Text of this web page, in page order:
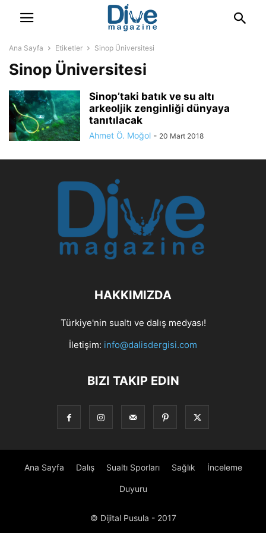
Ana Sayfa Etiketler Sinop Üniversitesi
Sinop Üniversitesi
Sinop’taki batık ve su altı
arkeoljik zenginliği dünyaya
tanıtılacak
Ahmet Ö. Moğol - 20 Mart 2018
HAKKIMIZDA
Türkiye'nin sualtı ve dalış medyası!
İletişim: info@dalisdergisi.com
BIZI TAKIP EDIN
Ana Sayfa Dalış Sualtı Sporları Sağlık İnceleme
Duyuru
© Dijital Pusula - 2017